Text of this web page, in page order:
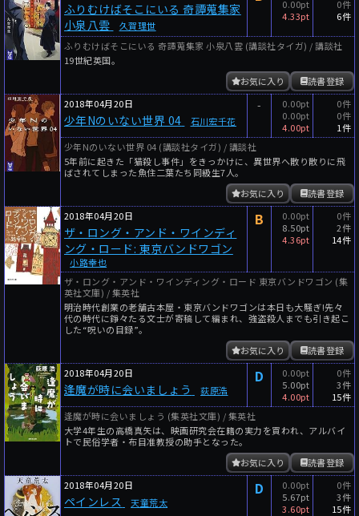
ふりむけばそこにいる 奇譚蒐集家
小泉八雲
久賀理世
0.00pt
4.33pt
0件
6件
ふりむけばそこにいる 奇譚蒐集家 小泉八雲 (講談社タイガ) / 講談社
19世紀英国。
読書登録
お気に入り
2018年04月20日
少年Nのいない世界 04 石川宏千花
-
0.00pt
0.00pt
4.00pt
0件
0件
1件
少年Nのいない世界 04 (講談社タイガ) / 講談社
5年前に起きた「猫殺し事件」をきっかけに、異世界へ散り散りに飛
ばされてしまった魚住二葉たち同級生7人。
読書登録
お気に入り
2018年04月20日
ザ・ロング・アンド・ワインディ
ング・ロード: 東京バンドワゴン
小路幸也
B
0.00pt
8.50pt
4.36pt
0件
2件
14件
ザ・ロング・アンド・ワインディング・ロード 東京バンドワゴン (集
英社文庫) / 集英社
明治時代創業の老舗古本屋・東京バンドワゴンは本日も大騒ぎ!先々
代の時代に錚々たる文士が寄稿して編まれ、強盗殺人までも引き起こ
した“呪いの目録”。
読書登録
お気に入り
2018年04月20日
逢魔が時に会いましょう 荻原浩
D
0.00pt
5.00pt
4.00pt
0件
3件
15件
逢魔が時に会いましょう (集英社文庫) / 集英社
大学4年生の高橋真矢は、映画研究会在籍の実力を買われ、アルバイ
トで民俗学者・布目准教授の助手となった。
読書登録
お気に入り
2018年04月20日
ペインレス 天童荒太
D
0.00pt
5.67pt
3.60pt
0件
3件
15件